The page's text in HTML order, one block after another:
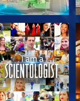
VERKEN DE SERIE